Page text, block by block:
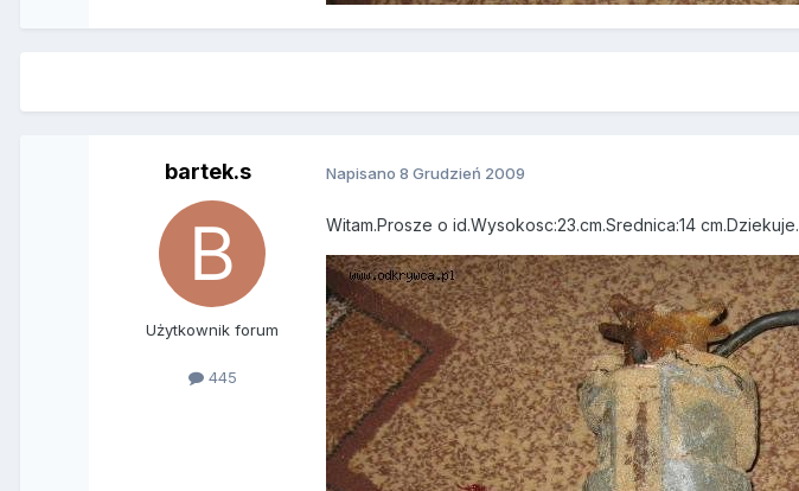
bartek.s
Użytkownik forum
445
Napisano8 Grudzień 2009
Witam.Prosze o id.Wysokosc:23.cm.Srednica:14 cm.Dziekuje.